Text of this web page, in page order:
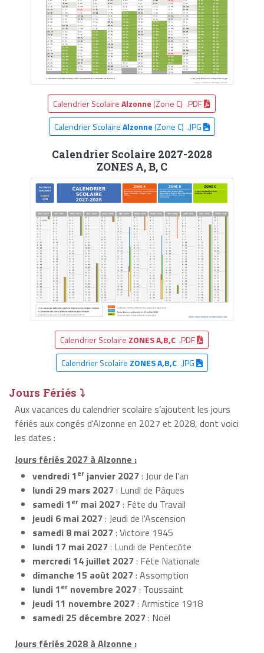
Calendrier ScolaireAlzonne (Zone C) .PDF
Calendrier ScolaireAlzonne(Zone C) .JPG
Calendrier Scolaire 2027-2028
ZONES A, B, C
Calendrier Scolaire ZONES A,B,C .PDF
Calendrier Scolaire ZONES A,B,C.JPG
Jours Fériés ⤵
Aux vacances du calendrier scolaire s’ajoutent les jours
fériés aux congés d'Alzonne en 2027 et 2028, dont voici
les dates :
Jours fériés 2027 à Alzonne :
vendredi 1er janvier 2027: Jour de l'an
lundi 29 mars 2027: Lundi de Pâques
samedi 1er mai 2027: Fête du Travail
jeudi 6 mai 2027: Jeudi de l'Ascension
samedi 8 mai 2027: Victoire 1945
lundi 17 mai 2027: Lundi de Pentecôte
mercredi 14 juillet 2027: Fête Nationale
dimanche 15 août 2027: Assomption
lundi 1er novembre 2027: Toussaint
jeudi 11 novembre 2027: Armistice 1918
samedi 25 décembre 2027: Noël
Jours fériés 2028 à Alzonne :